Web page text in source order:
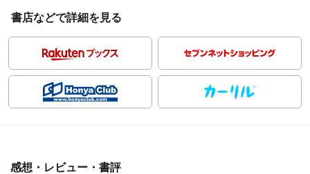
書店などで詳細を見る
感想・レビュー・書評